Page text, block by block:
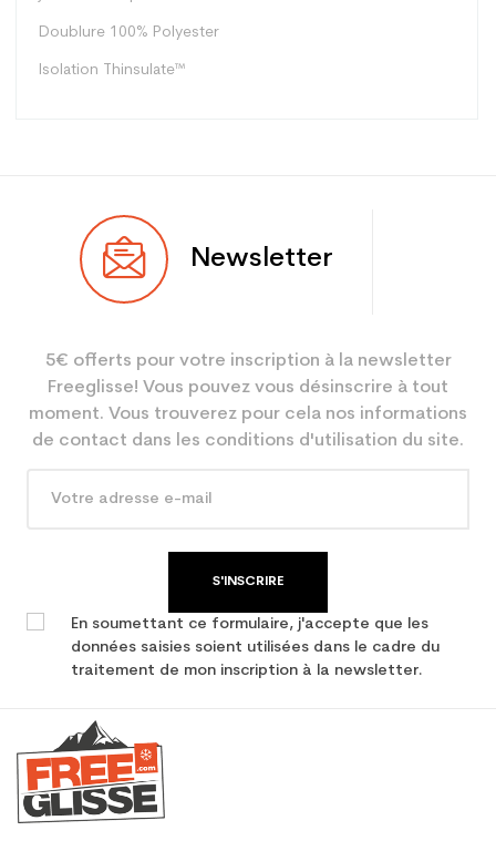
Doublure 100% Polyester
Isolation Thinsulate™
Utilisateur
Niveau Performant
Type de produit Textile
Newsletter
5€ offerts pour votre inscription à la newsletter
Freeglisse! Vous pouvez vous désinscrire à tout
moment. Vous trouverez pour cela nos informations
de contact dans les conditions d'utilisation du site.
S'INSCRIRE
En soumettant ce formulaire, j'accepte que les
données saisies soient utilisées dans le cadre du
traitement de mon inscription à la newsletter.